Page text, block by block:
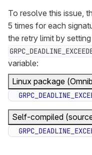
To resolve this issue,
5 times for each
the retry limit by
variable:
Linux package
Self-compiled